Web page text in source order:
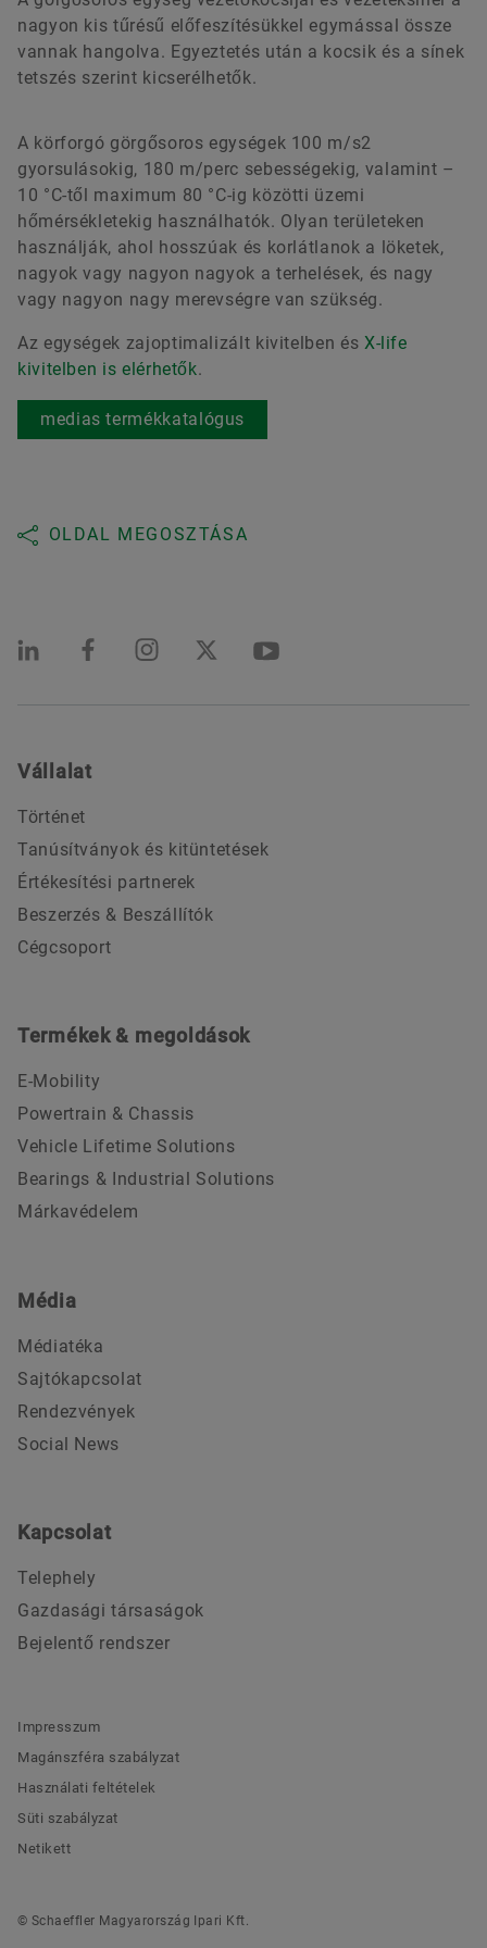
nagyon kis tűrésű előfeszítésükkel egymással össze
vannak hangolva. Egyeztetés után a kocsik és a sínek
tetszés szerint kicserélhetők.
A körforgó görgősoros egységek 100 m/s2
gyorsulásokig, 180 m/perc sebességekig, valamint –
10 °C-től maximum 80 °C-ig közötti üzemi
hőmérsékletekig használhatók. Olyan területeken
használják, ahol hosszúak és korlátlanok a löketek,
nagyok vagy nagyon nagyok a terhelések, és nagy
vagy nagyon nagy merevségre van szükség.
Az egységek zajoptimalizált kivitelben és X-life
kivitelben is elérhetők.
medias termékkatalógus
OLDAL MEGOSZTÁSA
Vállalat
Történet
Tanúsítványok és kitüntetések
Értékesítési partnerek
Beszerzés & Beszállítók
Cégcsoport
Termékek & megoldások
E-Mobility
Powertrain & Chassis
Vehicle Lifetime Solutions
Bearings & Industrial Solutions
Márkavédelem
Média
Médiatéka
Sajtókapcsolat
Rendezvények
Social News
Kapcsolat
Telephely
Gazdasági társaságok
Bejelentő rendszer
Impresszum
Magánszféra szabályzat
Használati feltételek
Süti szabályzat
Netikett
© Schaeffler Magyarország Ipari Kft.